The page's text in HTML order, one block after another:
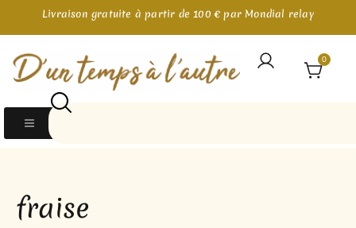
Livraison gratuite à partir de 100 € par Mondial relay
0
fraise